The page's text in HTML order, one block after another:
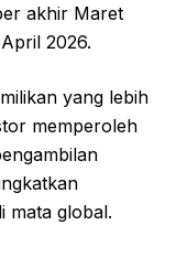
akhir Maret
2026.
yang lebih
memperoleh
mata global.